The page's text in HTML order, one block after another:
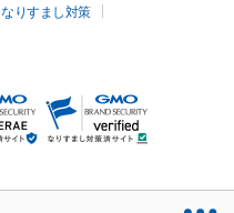
なりすまし対策